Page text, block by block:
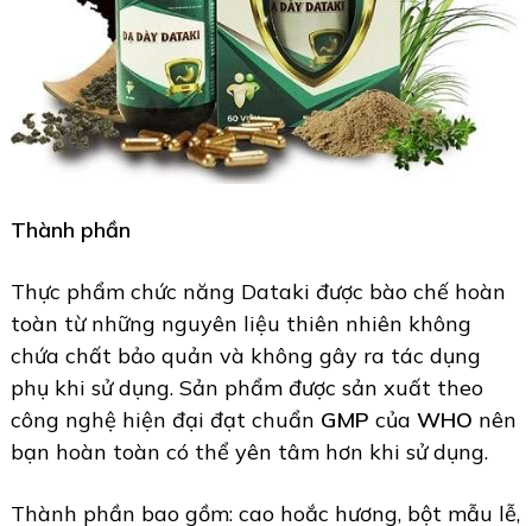
Thành phần
Thực phẩm chức năng Dataki được bào chế hoàn
toàn từ những nguyên liệu thiên nhiên không
chứa chất bảo quản và không gây ra tác dụng
phụ khi sử dụng. Sản phẩm được sản xuất theo
công nghệ hiện đại đạt chuẩn GMP của WHO nên
bạn hoàn toàn có thể yên tâm hơn khi sử dụng.
Thành phần bao gồm: cao hoắc hương, bột mẫu lễ,